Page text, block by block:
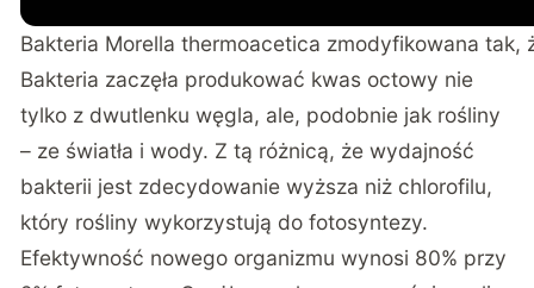
Bakteria Morella thermoacetica zmodyfikowana tak,
Bakteria zaczęła produkować kwas octowy nie
tylko z dwutlenku węgla, ale, podobnie jak rośliny
– ze światła i wody. Z tą różnicą, że wydajność
bakterii jest zdecydowanie wyższa niż chlorofilu,
który rośliny wykorzystują do fotosyntezy.
Efektywność nowego organizmu wynosi 80% przy